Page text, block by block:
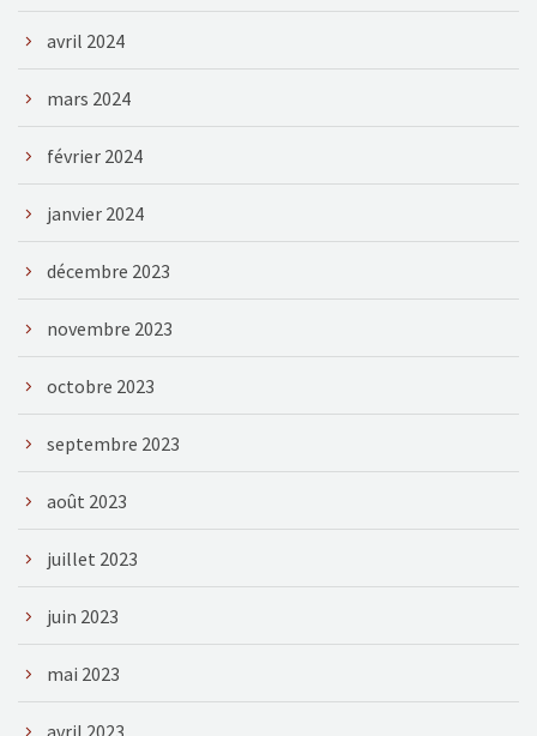
avril 2024
mars 2024
février 2024
janvier 2024
décembre 2023
novembre 2023
octobre 2023
septembre 2023
août 2023
juillet 2023
juin 2023
mai 2023
avril 2023